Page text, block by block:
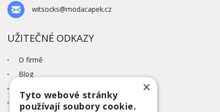
witsocks@modacapek.cz
UŽITEČNÉ ODKAZY
O firmě
Blog
Tabulka velikostí
×
Tyto webové stránky
používají soubory cookie.